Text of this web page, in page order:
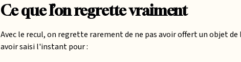
Ce que l’on regrette vraiment
Avec le recul, on regrette rarement de ne pas avoir offert un objet de
avoir saisi l'instant pour :